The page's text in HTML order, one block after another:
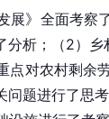
展》全面考察
分析；（2）
点对农村剩余
问题进行了思